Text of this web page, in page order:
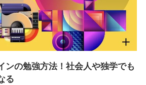
ンの勉強方法！社会人や独学でも
る